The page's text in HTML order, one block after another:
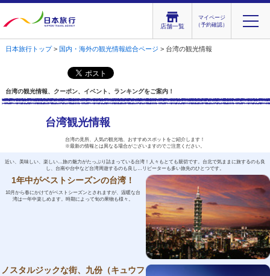
店舗一覧
マイページ
（予約確認）
日本旅行トップ> 国内・海外の観光情報総合ページ > 台湾の観光情報
台湾の観光情報、クーポン、イベント、ランキングをご案内！
台湾観光情報
台湾の見所、人気の観光地、おすすめスポットをご紹介します！
※最新の情報とは異なる場合がございますのでご注意ください。
近い、美味しい、楽しい…旅の魅力がたっぷり詰まっている台湾！人々もとても親切です。台北で気ままに旅するのも良
し、台南や台中など台湾周遊するのも良し…リピーターも多い旅先のひとつです。
1年中がベストシーズンの台湾！
10月から春にかけてがベストシーズンとされますが、温暖な台
湾は一年中楽しめます。時期によって旬の果物も様々。
ノスタルジックな街、九份（キュウフ